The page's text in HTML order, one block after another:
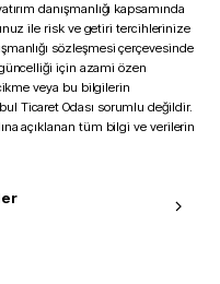
danışmanlığı kapsamında
ile risk ve getiri tercihlerinize
sözleşmesi çerçevesinde
için azami özen
veya bu bilgilerin
Ticaret Odası sorumlu değildir.
açıklanan tüm bilgi ve verilerin